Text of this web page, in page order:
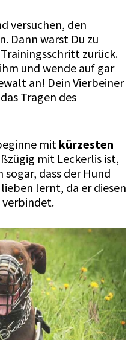
versuchen, den
Dann warst Du zu
zurück.
und wende auf gar
an! Dein Vierbeiner
Tragen des
mit kürzesten
mit Leckerlis ist,
sogar, dass der Hund
lernt, da er diesen
verbindet.